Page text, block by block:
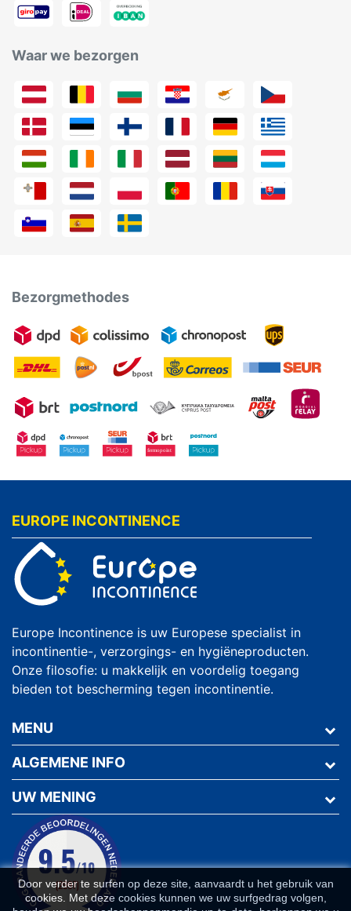
Waar we bezorgen
Bezorgmethodes
EUROPE INCONTINENCE
Europe Incontinence is uw Europese specialist in
incontinentie-, verzorgings- en hygiëneproducten.
Onze filosofie: u makkelijk en voordelig toegang
bieden tot bescherming tegen incontinentie.
MENU
ALGEMENE INFO
Door verder te surfen op deze site, aanvaardt u het gebruik van
cookies. Met deze cookies kunnen we uw surfgedrag volgen,
UW MENING